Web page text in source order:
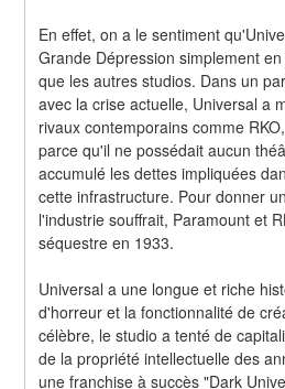
En effet, on a le sentiment
Grande Dépression simplement
que les autres studios. Dans un
avec la crise actuelle, Universal a
rivaux contemporains comme
parce qu'il ne possédait aucun
accumulé les dettes impliquées
cette infrastructure. Pour donner
l'industrie souffrait, Paramount et
séquestre en 1933.
Universal a une longue et riche
d'horreur et la fonctionnalité de
célèbre, le studio a tenté de
de la propriété intellectuelle des
une franchise à succès "Dark